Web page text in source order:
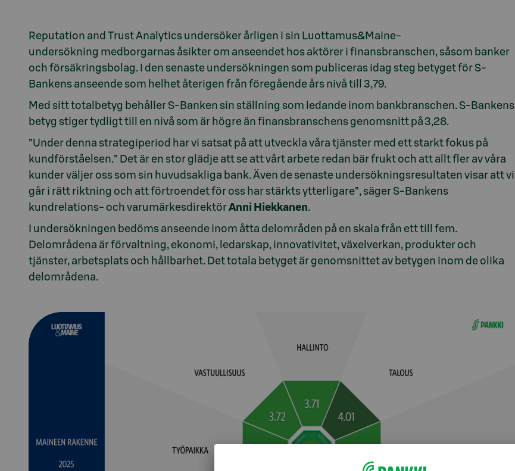
Reputation and Trust Analytics undersöker årligen i sin Luottamus&Maine-
undersökning medborgarnas åsikter om anseendet hos aktörer i finansbranschen, såsom banker
och försäkringsbolag. I den senaste undersökningen som publiceras idag steg betyget för S-
Bankens anseende som helhet återigen från föregående års nivå till 3,79.
Med sitt totalbetyg behåller S-Banken sin ställning som ledande inom bankbranschen. S-Bankens
betyg stiger tydligt till en nivå som är högre än finansbranschens genomsnitt på 3,28.
”Under denna strategiperiod har vi satsat på att utveckla våra tjänster med ett starkt fokus på
kundförståelsen.” Det är en stor glädje att se att vårt arbete redan bär frukt och att allt fler av våra
kunder väljer oss som sin huvudsakliga bank. Även de senaste undersökningsresultaten visar att vi
går i rätt riktning och att förtroendet för oss har stärkts ytterligare”, säger S-Bankens
kundrelations- och varumärkesdirektörAnni Hiekkanen.
I undersökningen bedöms anseende inom åtta delområden på en skala från ett till fem.
Delområdena är förvaltning, ekonomi, ledarskap, innovativitet, växelverkan, produkter och
tjänster, arbetsplats och hållbarhet. Det totala betyget är genomsnittet av betygen inom de olika
delområdena.